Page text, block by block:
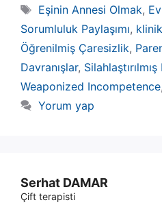
Etiketler
Eşinin Annesi Olmak,
Sorumluluk Paylaşımı,
Öğrenilmiş Çaresizlik,
Davranışlar,
Weaponized Incompetence,
Yorum yap
Serhat DAMAR
Çift terapisti